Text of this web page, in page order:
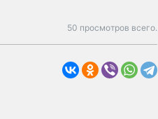
50 просмотров всего.